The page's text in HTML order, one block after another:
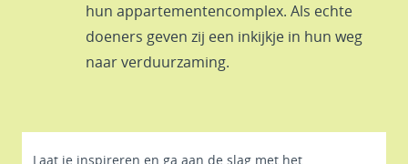
hun appartementencomplex. Als echte
doeners geven zij een inkijkje in hun weg
naar verduurzaming.
Laat je inspireren en ga aan de slag met het